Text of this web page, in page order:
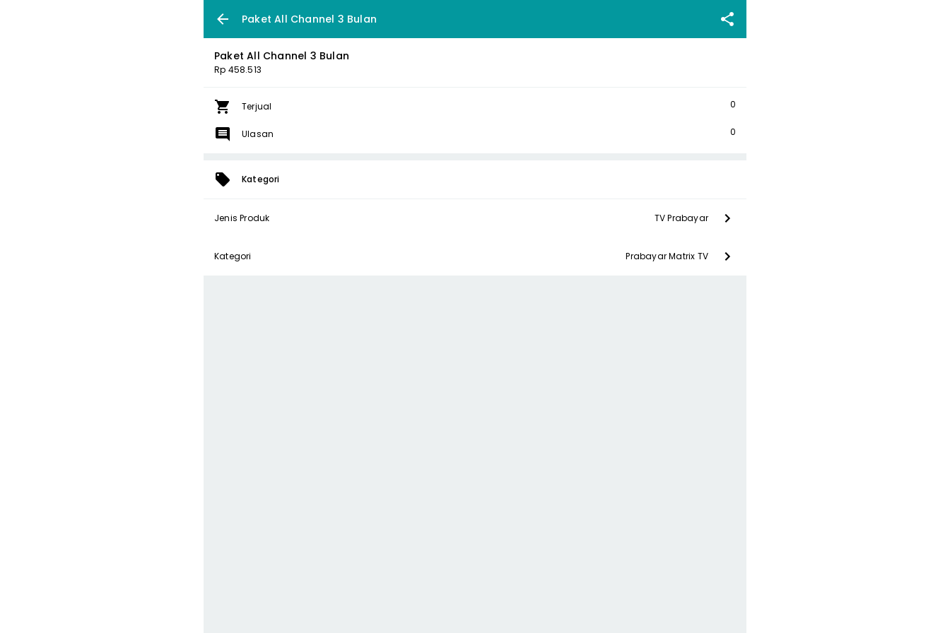
Paket All Channel 3 Bulan
Paket All Channel 3 Bulan
Rp 458.513
Terjual 0
Ulasan 0
Kategori
Jenis Produk TV Prabayar
Kategori Prabayar Matrix TV